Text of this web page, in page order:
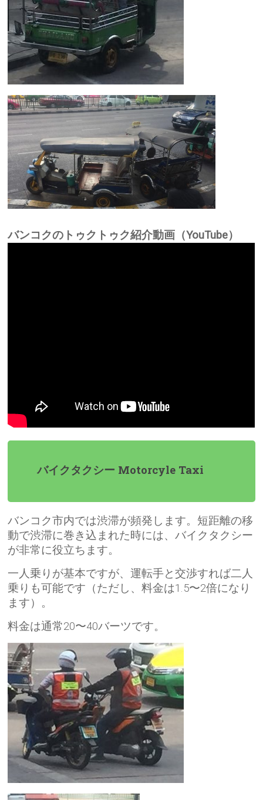
バンコクのトゥクトゥク紹介動画（YouTube）
バイクタクシー Motorcyle Taxi
バンコク市内では渋滞が頻発します。短距離の移
動で渋滞に巻き込まれた時には、バイクタクシー
が非常に役立ちます。
一人乗りが基本ですが、運転手と交渉すれば二人
乗りも可能です（ただし、料金は1.5〜2倍になり
ます）。
料金は通常20〜40バーツです。